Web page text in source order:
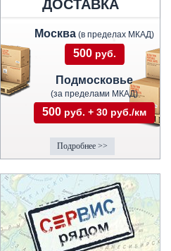
ДОСТАВКА
Москва (в пределах МКАД)
500 руб.
Подмосковье
(за пределами МКАД)
500 руб. + 30 руб./км
Подробнее >>